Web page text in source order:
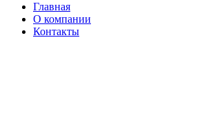
Главная
О компании
Контакты